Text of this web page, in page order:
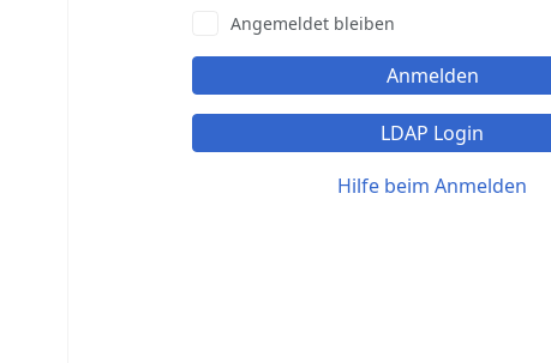
Angemeldet bleiben
Anmelden
LDAP Login
Hilfe beim Anmelden